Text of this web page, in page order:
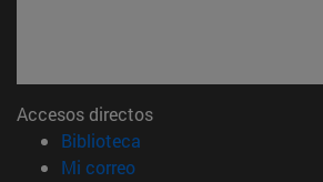
Accesos directos
Biblioteca
Mi correo(abre en nueva ventana)